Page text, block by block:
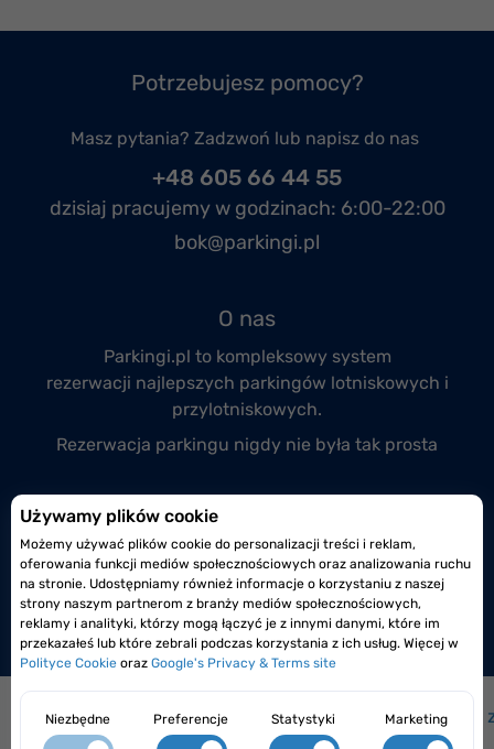
Używamy plików cookie
Możemy używać plików cookie do personalizacji treści i reklam,
oferowania funkcji mediów społecznościowych oraz analizowania ruchu
na stronie. Udostępniamy również informacje o korzystaniu z naszej
strony naszym partnerom z branży mediów społecznościowych,
reklamy i analityki, którzy mogą łączyć je z innymi danymi, które im
przekazałeś lub które zebrali podczas korzystania z ich usług. Więcej w
Polityce Cookie oraz Google's Privacy & Terms site
Niezbędne Preferencje Statystyki Marketing
Potrzebujesz pomocy?
Masz pytania? Zadzwoń lub napisz do nas
+48 605 66 44 55
dzisiaj pracujemy w godzinach: 6:00-22:00
bok@parkingi.pl
O nas
Parkingi.pl to kompleksowy system
rezerwacji najlepszych parkingów lotniskowych i
przylotniskowych.
Rezerwacja parkingu nigdy nie była tak prosta
Przyłącz się do nas
Prowadzisz monitorowany i całodobowy parking
lotniskowy lub przylotniskowy?
Dołącz do nas już dzisiaj!
Jak to działa? | Jak dojechać na lotnisko? | Często